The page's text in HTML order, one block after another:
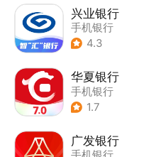
兴业银行
手机银行
4.3
华夏银行
手机银行
1.7
广发银行